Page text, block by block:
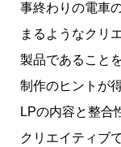
事終わりの電車
まるようなクリ
製品であること
制作のヒントが
LPの内容と整合
クリエイティブ